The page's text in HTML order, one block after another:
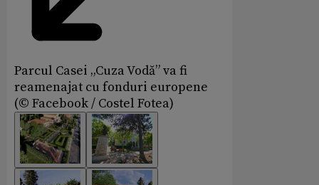
Parcul Casei „Cuza Vodă” va fi
reamenajat cu fonduri europene
(© Facebook / Costel Fotea)